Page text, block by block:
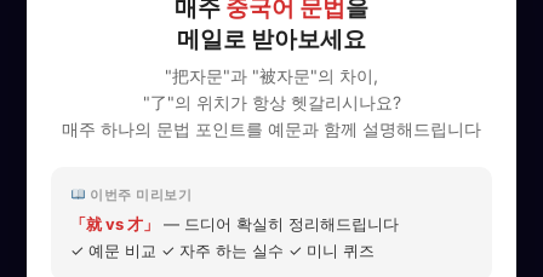
다시 결제하시면 동영상 링크를 다운로드할 수 있습니
화상수업
ZOOM를 이용해서
수업종료 후, 녹화된 동영상 링크를 수강생분
에게 문자나 카톡으로 발송해드립니다. 보내드린
매주 중국어 문법 을
메일로 받아보세요
"把자문"과 "被자문"의 차이,
"了"의 위치가 항상 헷갈리시나요?
매주 하나의 문법 포인트를 예문과 함께 설명해드립니다
이번주 미리보기
「就 vs 才」
— 드디어 확실히 정리해드립니다
✓ 예문 비교 ✓ 자주 하는 실수 ✓ 미니 퀴즈